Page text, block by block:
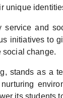
unique
service and
initiatives to
social change.
stands as a
its students